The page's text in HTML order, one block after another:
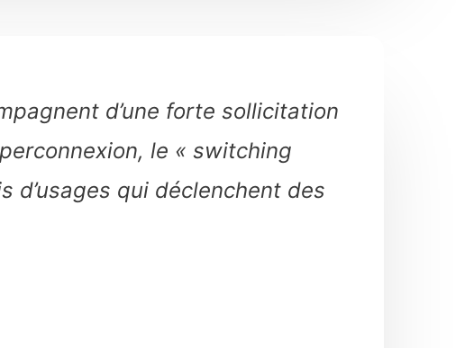
d’une forte sollicitation
le « switching
d’usages qui déclenchent des